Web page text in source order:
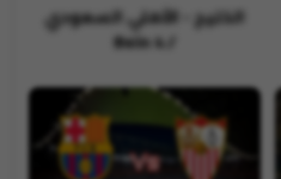
الخليج - الأهلي السعودي
/ Bein 4